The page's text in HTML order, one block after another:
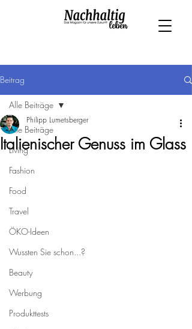
Beitrag
Alle Beiträge
Living
Fashion
Food
Travel
ÖKO-Ideen
Wussten Sie schon...?
Beauty
Werbung
Produkttests
Alle Beiträge
Italienischer Genuss im Glass
Philipp Lumetsberger